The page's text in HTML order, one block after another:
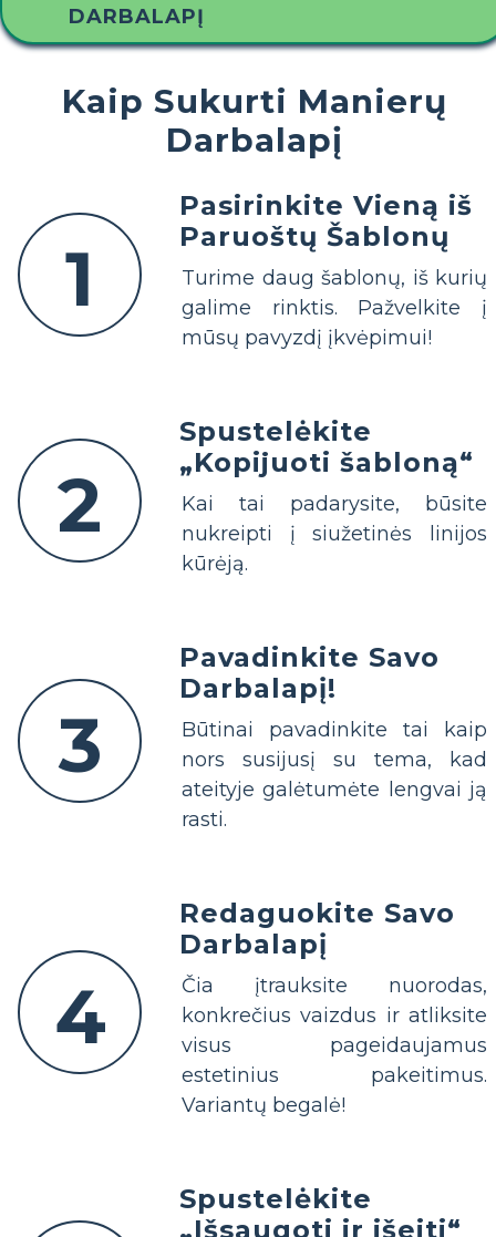
DARBALAPĮ
Kaip Sukurti Manierų
Darbalapį
1
Pasirinkite Vieną iš
Paruoštų Šablonų
Turime daug šablonų, iš kurių
galime rinktis. Pažvelkite į
mūsų pavyzdį įkvėpimui!
2
Spustelėkite
„Kopijuoti šabloną“
Kai tai padarysite, būsite
nukreipti į siužetinės linijos
kūrėją.
3
Pavadinkite Savo
Darbalapį!
Būtinai pavadinkite tai kaip
nors susijusį su tema, kad
ateityje galėtumėte lengvai ją
rasti.
4
Redaguokite Savo
Darbalapį
Čia įtrauksite nuorodas,
konkrečius vaizdus ir atliksite
visus pageidaujamus
estetinius pakeitimus.
Variantų begalė!
Spustelėkite
„Išsaugoti ir išeiti“